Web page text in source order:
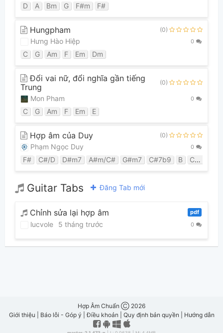
D A Bm G F#m F#
Hungpham (0)
Hưng Hào Hiệp 0
C G Am F Em Dm
Đổi vai nữ, đổi nghĩa gần tiếng
Trung
(0)
Mon Pham 0
C G Am F Em E
Hợp âm của Duy (0)
Phạm Ngọc Duy 0
F# C#/D D#m7 A#m/C# G#m7 C#7b9 B C#7/B
Guitar Tabs Đăng Tab mới
Chỉnh sửa lại hợp âm pdf
lucvole 5 tháng trước 0
Hợp Âm Chuẩn Ⓒ 2026
Giới thiệu
Báo lỗi - Góp ý |Điều khoản Quy định bản quyền Hướng dẫn